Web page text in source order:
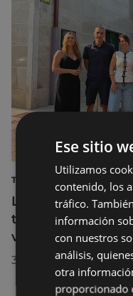
TURISMO
La diputada
transformación
visita a la
30/07/2026
Ese sitio
Utilizamos
contenido, los
tráfico.
información
con nuestros
análisis,
otra
proporcionado